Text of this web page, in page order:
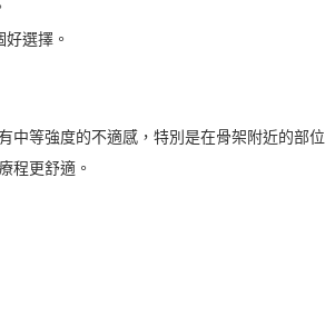
選擇。
中等強度的不適感，特別是在骨架附近的部位
程更舒適。